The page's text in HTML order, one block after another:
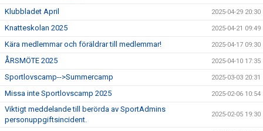
Klubbladet April 2025-04-29 20:30
Knatteskolan 2025 2025-04-21 09:49
Kära medlemmar och föräldrar till medlemmar! 2025-04-17 09:30
ÅRSMÖTE 2025 2025-04-10 17:35
Sportlovscamp-->Summercamp 2025-03-03 20:31
Missa inte Sportlovscamp 2025 2025-02-06 10:54
Viktigt meddelande till berörda av SportAdmins
personuppgiftsincident.
2025-02-05 19:30